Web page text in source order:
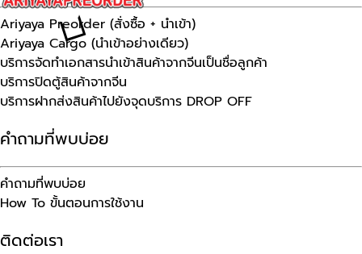
Ariyaya Preorder (สั่งซื้อ + นำเข้า)
Ariyaya Cargo (นำเข้าอย่างเดียว)
บริการจัดทำเอกสารนำเข้าสินค้าจากจีนเป็นชื่อลูกค้า
บริการปิดตู้สินค้าจากจีน
บริการฝากส่งสินค้าไปยังจุดบริการ DROP OFF
คำถามที่พบบ่อย
คำถามที่พบบ่อย
How To ขั้นตอนการใช้งาน
ติดต่อเรา